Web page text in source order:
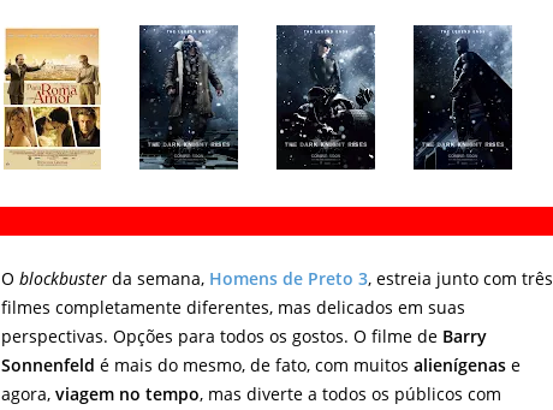
Oblockbuster da semana, Homens de Preto 3, estreia junto com três
filmes completamente diferentes, mas delicados em suas
perspectivas. Opções para todos os gostos. O filme de Barry
Sonnenfeld é mais do mesmo, de fato, com muitosalienígenas e
agora,viagem no tempo, mas diverte a todos os públicos com